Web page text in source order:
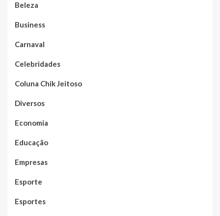
Beleza
Business
Carnaval
Celebridades
Coluna Chik Jeitoso
Diversos
Economia
Educação
Empresas
Esporte
Esportes